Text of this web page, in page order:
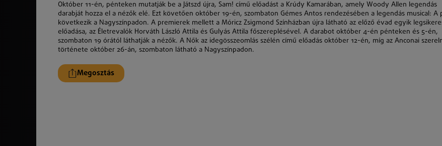
Október 11-én, pénteken mutatják be a Játszd újra, Sam! című előadást a Krúdy Kamarában, amely Woody Allen legendás
darabját hozza el a nézők elé. Ezt követően október 19-én, szombaton Gémes Antos rendezésében a legendás musical: A
következik a Nagyszínpadon. A premierek mellett a Móricz Zsigmond Színházban újra látható az előző évad egyik
előadása, az Életrevalók Horváth László Attila és Gulyás Attila főszereplésével. A darabot október 4-én pénteken és 5-én,
szombaton 19 órától láthatják a nézők. A Nők az idegösszeomlás szélén című előadás október 12-én, míg az Anconai
története október 26-án, szombaton látható a Nagyszínpadon.
Megosztás